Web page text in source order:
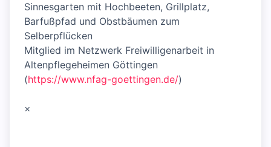
Sinnesgarten mit Hochbeeten, Grillplatz,
Barfußpfad und Obstbäumen zum
Selberpflücken
Mitglied im Netzwerk Freiwilligenarbeit in
Altenpflegeheimen Göttingen
(https://www.nfag-goettingen.de/)
×